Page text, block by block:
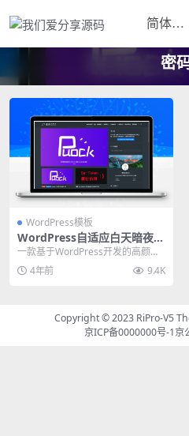
密
WordPress模板
WordPress自适应白天暗夜高
颜值无刷新加载首页支持三种
布局 v2.4
一款基于WordPress开发的高颜值
的自适应主题，支持白天与黑夜模
式。首页支持...
4年前 9.4K
Copyright © 2023 RiPro-V5
京ICP备0000000号-1京